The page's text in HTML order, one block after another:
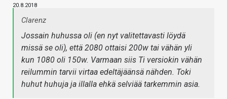
20.8.2018
Clarenz
Jossain huhussa oli (en nyt valitettavasti löydä
missä se oli), että 2080 ottaisi 200w tai vähän yli
kun 1080 oli 150w. Varmaan siis Ti versiokin vähän
reilummin tarvii virtaa edeltäjäänsä nähden. Toki
huhut huhuja ja illalla ehkä selviää tarkemmin asia.